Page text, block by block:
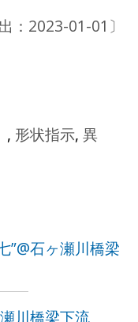
出：2023-01-01〕
, 形状指示, 異
”@石ヶ瀬川橋梁
川橋梁下流